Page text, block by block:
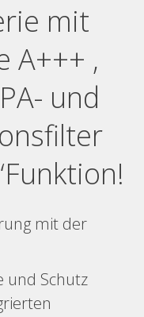
mit
A+++ ,
und
mit der
und Schutz